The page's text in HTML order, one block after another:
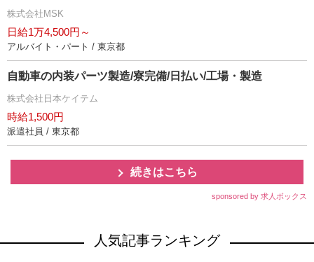
株式会社MSK
日給1万4,500円～
アルバイト・パート / 東京都
自動車の内装パーツ製造/寮完備/日払い/工場・製造
株式会社日本ケイテム
時給1,500円
派遣社員 / 東京都
続きはこちら
sponsored by 求人ボックス
人気記事ランキング